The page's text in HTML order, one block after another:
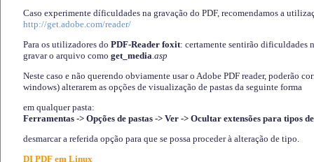
Caso experimente díficuldades na gravação do PDF, recomendamos a
http://get.adobe.com/reader/
Para os utilizadores do PDF-Reader foxit: certamente sentirão dificuldades
gravar o arquivo como get_media.asp
Neste caso e não querendo obviamente usar o Adobe PDF reader, poderão
windows) alterarem as opções de visualização de pastas da seguinte forma
em qualquer pasta:
Ferramentas -> Opções de pastas -> Ver -> Ocultar extensões para tipos
desmarcar a referida opção para que se possa proceder à alteração de tipo.
DI PDF em Linux